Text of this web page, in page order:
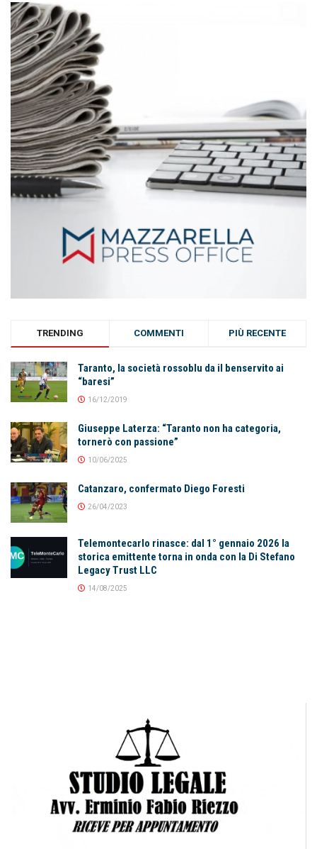
TRENDING COMMENTI PIÙ RECENTE
Taranto, la società rossoblu da il benservito ai
“baresi”
16/12/2019
Giuseppe Laterza: “Taranto non ha categoria,
tornerò con passione”
10/06/2025
Catanzaro, confermato Diego Foresti
26/04/2023
Telemontecarlo rinasce: dal 1° gennaio 2026 la
storica emittente torna in onda con la Di Stefano
Legacy Trust LLC
14/08/2025